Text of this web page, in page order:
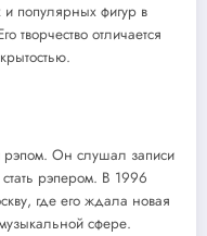
популярных фигур в
творчество отличается
рэпом. Он слушал записи
рэпером. В 1996
где его ждала новая
сфере.